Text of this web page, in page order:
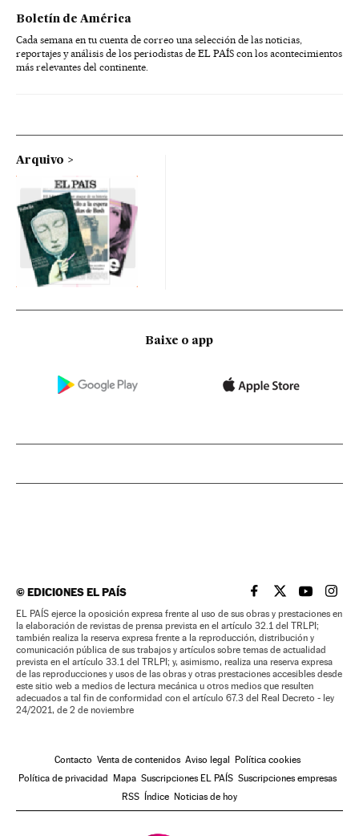
Boletín de América
Cada semana en tu cuenta de correo una selección de las noticias,
reportajes y análisis de los periodistas de EL PAÍS con los acontecimientos
más relevantes del continente.
Arquivo
Baixe o app
©EDICIONES EL PAÍS EL PAÍS BRASIL EN
EL PAÍSEL PAÍS
EL
EL PAÍS ejerce la oposición expresa frente al uso de sus obras y prestaciones en
la elaboración de revistas de prensa prevista en el artículo 32.1 del TRLPI;
también realiza la reserva expresa frente a la reproducción, distribución y
comunicación pública de sus trabajos y artículos sobre temas de actualidad
prevista en el artículo 33.1 del TRLPI; y, asimismo, realiza una reserva expresa
de las reproducciones y usos de las obras y otras prestaciones accesibles desde
este sitio web a medios de lectura mecánica u otros medios que resulten
adecuados a tal fin de conformidad con el artículo 67.3 del Real Decreto - ley
24/2021, de 2 de noviembre
Contacto Venta de contenidos Aviso legal
Política cookies
Política de privacidad
Mapa Suscripciones EL PAÍS Suscripciones empresas
RSS
Índice Noticias de hoy